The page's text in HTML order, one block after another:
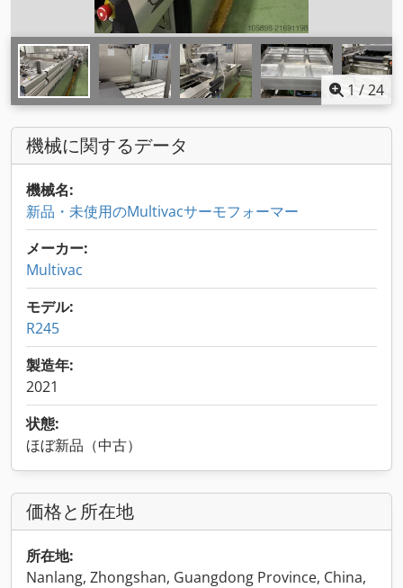
1 /24
機械に関するデータ
機械名:
新品・未使用のMultivacサーモフォーマー
メーカー:
Multivac
モデル:
R245
製造年:
2021
状態:
ほぼ新品（中古）
価格と所在地
所在地:
Nanlang, Zhongshan, Guangdong Province, China,